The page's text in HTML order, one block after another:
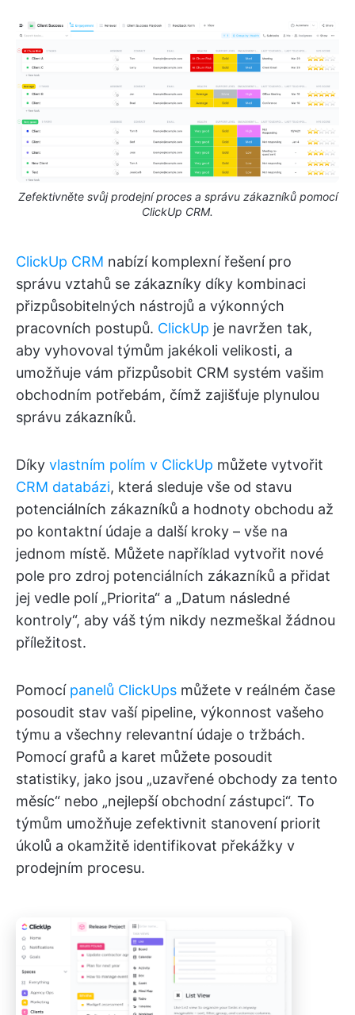
Zefektivněte svůj prodejní proces a správu zákazníků pomocí
ClickUp CRM.
ClickUp CRM nabízí komplexní řešení pro
správu vztahů se zákazníky díky kombinaci
přizpůsobitelných nástrojů a výkonných
pracovních postupů. ClickUp je navržen tak,
aby vyhovoval týmům jakékoli velikosti, a
umožňuje vám přizpůsobit CRM systém vašim
obchodním potřebám, čímž zajišťuje plynulou
správu zákazníků.
Díky vlastním polím v ClickUp můžete vytvořit
CRM databázi, která sleduje vše od stavu
potenciálních zákazníků a hodnoty obchodu až
po kontaktní údaje a další kroky – vše na
jednom místě. Můžete například vytvořit nové
pole pro zdroj potenciálních zákazníků a přidat
jej vedle polí „Priorita“ a „Datum následné
kontroly“, aby váš tým nikdy nezmeškal žádnou
příležitost.
Pomocí panelů ClickUps můžete v reálném čase
posoudit stav vaší pipeline, výkonnost vašeho
týmu a všechny relevantní údaje o tržbách.
Pomocí grafů a karet můžete posoudit
statistiky, jako jsou „uzavřené obchody za tento
měsíc“ nebo „nejlepší obchodní zástupci“. To
týmům umožňuje zefektivnit stanovení priorit
úkolů a okamžitě identifikovat překážky v
prodejním procesu.